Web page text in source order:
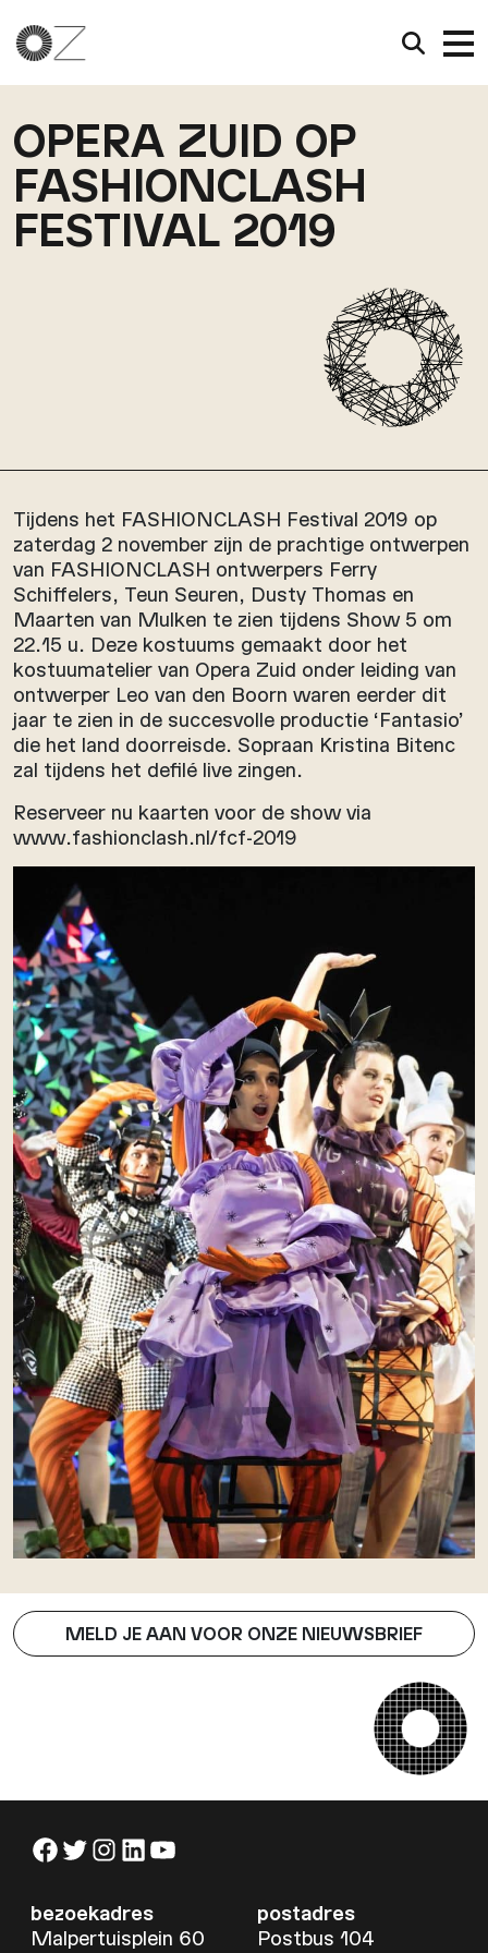
OPERA ZUID OP
FASHIONCLASH
FESTIVAL 2019
Tijdens het FASHIONCLASH Festival 2019 op
zaterdag 2 november zijn de prachtige ontwerpen
van FASHIONCLASH ontwerpers Ferry
Schiffelers, Teun Seuren, Dusty Thomas en
Maarten van Mulken te zien tijdens Show 5 om
22.15 u. Deze kostuums gemaakt door het
kostuumatelier van Opera Zuid onder leiding van
ontwerper Leo van den Boorn waren eerder dit
jaar te zien in de succesvolle productie ‘Fantasio’
die het land doorreisde. Sopraan Kristina Bitenc
zal tijdens het defilé live zingen.
Reserveer nu kaarten voor de show via
www.fashionclash.nl/fcf-2019
MELD JE AAN VOOR ONZE NIEUWSBRIEF
Facebook
Twitter
Instagram
LinkedIn
YouTube
bezoekadres
Malpertuisplein 60
postadres
Postbus 104